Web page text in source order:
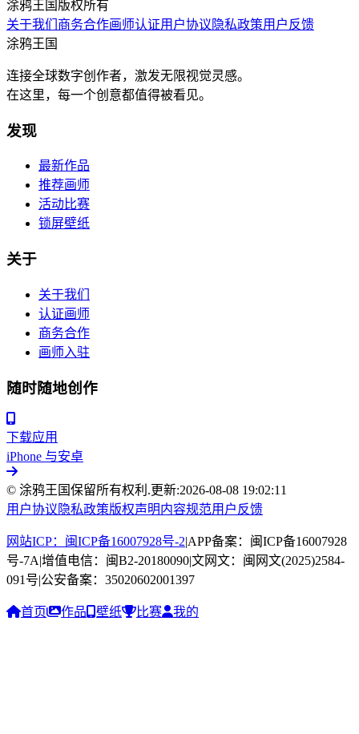
涂鸦王国版权所有
关于我们 商务合作画师认证用户协议 隐私政策用户反馈
涂鸦王国
连接全球数字创作者，激发无限视觉灵感。
在这里，每一个创意都值得被看见。
发现
最新作品
推荐画师
活动比赛
锁屏壁纸
关于
关于我们
认证画师
商务合作
画师入驻
随时随地创作
下载应用
iPhone 与安卓
© 涂鸦王国保留所有权利.更新:2026-08-08 19:02:11
用户协议 隐私政策版权声明内容规范用户反馈
网站ICP：闽ICP备16007928号-2|APP备案：闽ICP备16007928
号-7A|增值电信：闽B2-20180090|文网文：闽网文(2025)2584-
091号|公安备案：35020602001397
首页 作品 壁纸 比赛 我的